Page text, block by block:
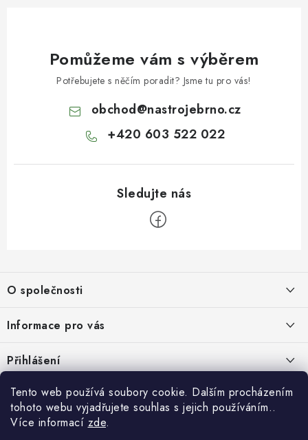
Tento web používá soubory cookie. Dalším procházením
tohoto webu vyjadřujete souhlas s jejich používáním..
Více informací zde.
Pomůžeme vám s výběrem
Potřebujete s něčím poradit? Jsme tu pro vás!
obchod@nastrojebrno.cz
+420 603 522 022
p
a
O společnosti
O nás
Recenze zákazníků
Novinky, návody, blog
Sponzorujeme
Informace pro vás
Obchodní podmínky
Doprava
Způsoby platby
Přihlášení
Přijímáme online platby